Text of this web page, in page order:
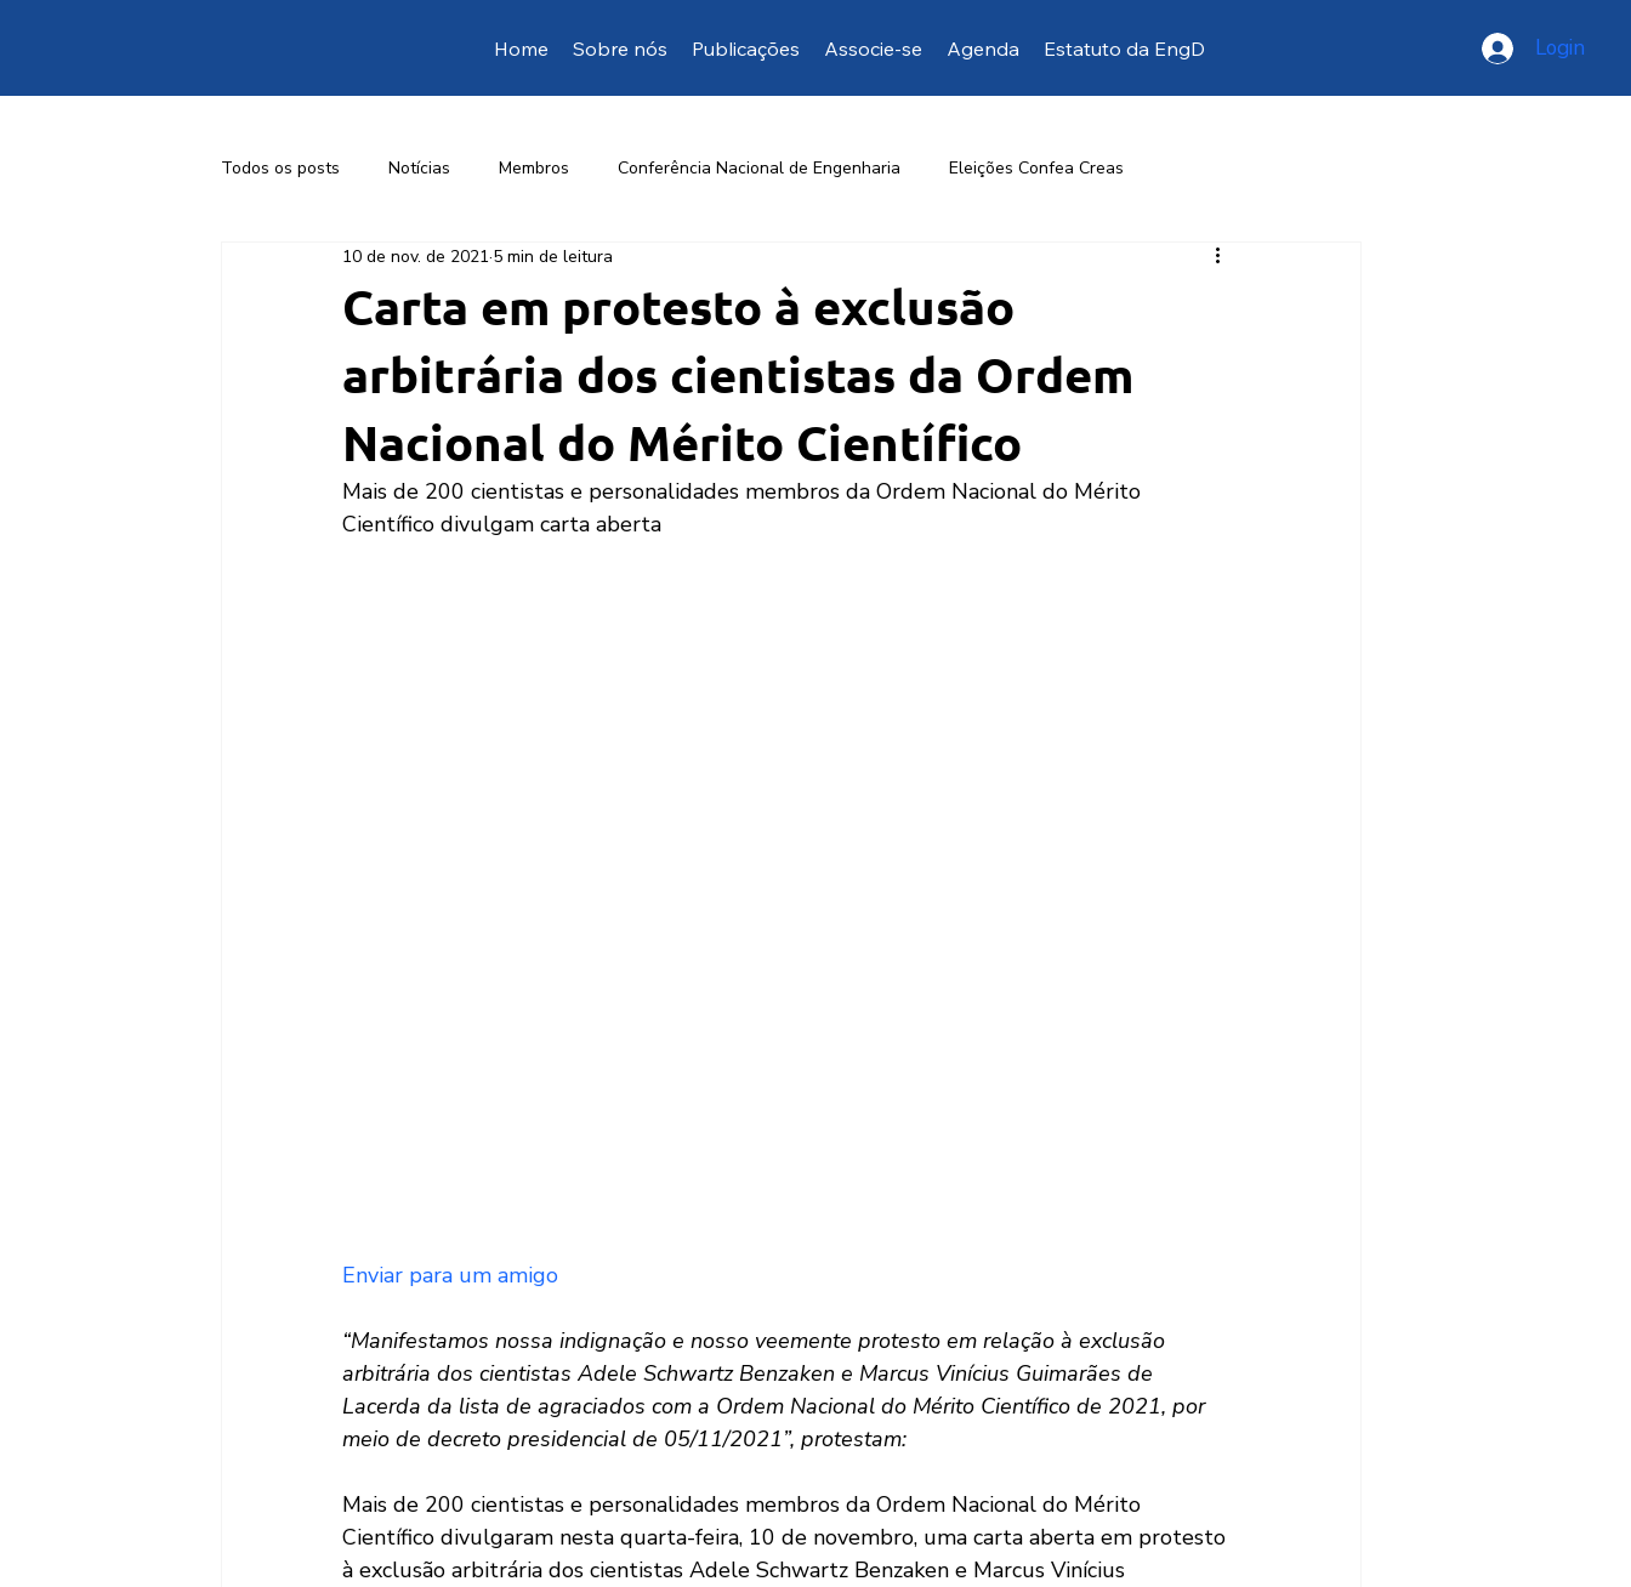
Home Sobre nós Publicações Associe-se Agenda Estatuto da EngD Login
Todos os posts Notícias Membros Conferência Nacional de Engenharia Eleições Confea Creas
1ª Conferência Livre de Engenharia Opinião da EngD Opinião
Carta em protesto à exclusão
arbitrária dos cientistas da Ordem
Nacional do Mérito Científico
10 de nov. de 2021 5 min de leitura
Mais de 200 cientistas e personalidades membros da Ordem Nacional do Mérito
Científico divulgam carta aberta
Enviar para um amigo
“Manifestamos nossa indignação e nosso veemente protesto em relação à exclusão
arbitrária dos cientistas Adele Schwartz Benzaken e Marcus Vinícius Guimarães de
Lacerda da lista de agraciados com a Ordem Nacional do Mérito Científico de 2021, por
meio de decreto presidencial de 05/11/2021”, protestam:
Mais de 200 cientistas e personalidades membros da Ordem Nacional do Mérito
Científico divulgaram nesta quarta-feira, 10 de novembro, uma carta aberta em protesto
à exclusão arbitrária dos cientistas Adele Schwartz Benzaken e Marcus Vinícius